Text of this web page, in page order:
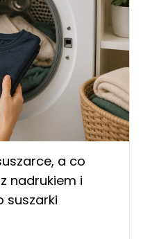
a co
nadrukiem i
suszarki